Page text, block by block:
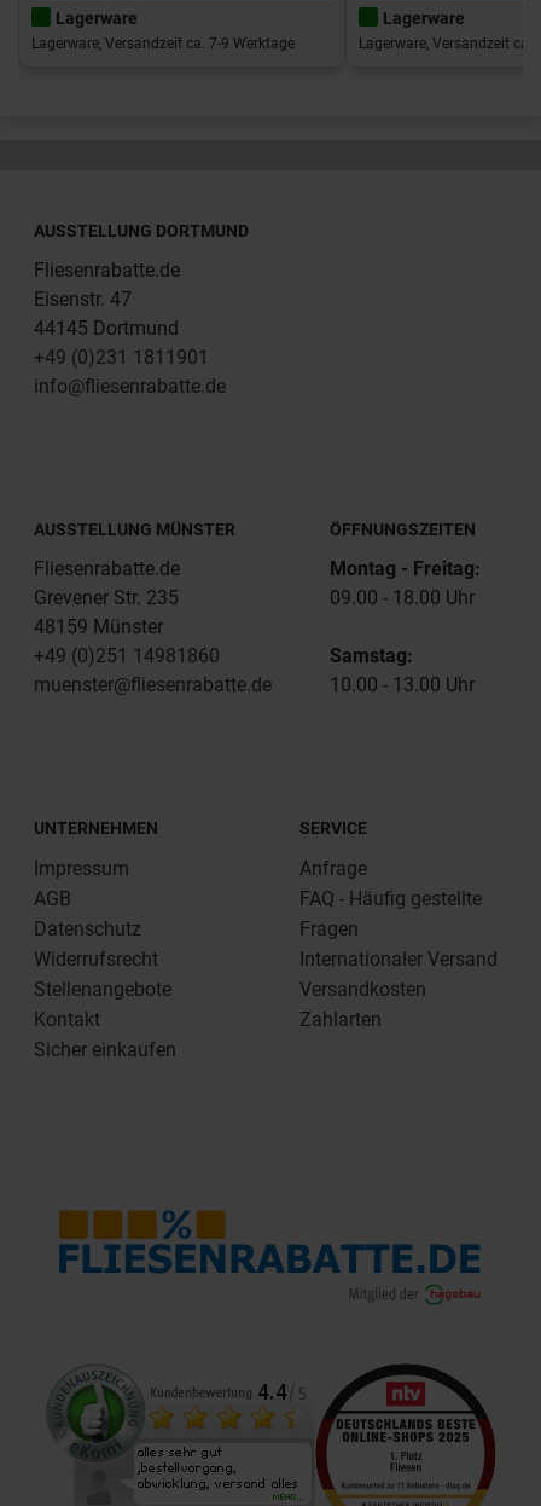
Lagerware
Lagerware, Versandzeit ca. 7-9 Werktage
Lagerware
Lagerware, Versandzeit ca.
AUSSTELLUNG DORTMUND
Fliesenrabatte.de
Eisenstr. 47
44145 Dortmund
+49 (0)231 1811901
info@fliesenrabatte.de
AUSSTELLUNG MÜNSTER
Fliesenrabatte.de
Grevener Str. 235
48159 Münster
+49 (0)251 14981860
muenster@fliesenrabatte.de
ÖFFNUNGSZEITEN
Montag - Freitag:
09.00 - 18.00 Uhr
Samstag:
10.00 - 13.00 Uhr
UNTERNEHMEN
Impressum
AGB
Datenschutz
Widerrufsrecht
Stellenangebote
Kontakt
Sicher einkaufen
SERVICE
Anfrage
FAQ - Häufig gestellte
Fragen
Internationaler Versand
Versandkosten
Zahlarten